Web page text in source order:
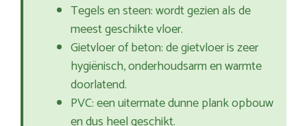
Tegels en steen: wordt gezien als de
meest geschikte vloer.
Gietvloer of beton: de gietvloer is zeer
hygiënisch, onderhoudsarm en warmte
doorlatend.
PVC: een uitermate dunne plank opbouw